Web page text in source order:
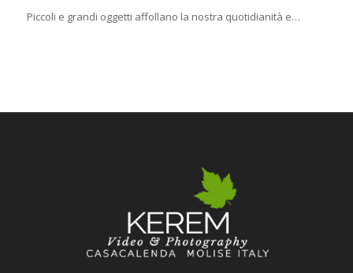
Piccoli e grandi oggetti affollano la nostra quotidianità e…